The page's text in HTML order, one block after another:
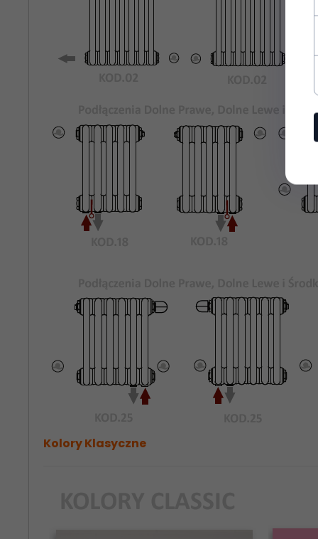
Kolory Klasyczne
Bocznych:
Maksymalne
Ciśnienie
Temperatura
Pracy: